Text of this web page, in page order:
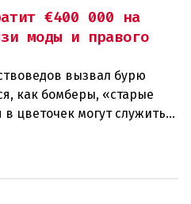
€400 000 на
моды и правого
вызвал бурю
как бомберы, «старые
цветочек могут служить
Оппоненты требуют